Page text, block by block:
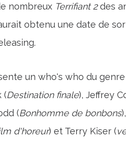
nombreux Terrifiant 2des
obtenu une date de
un who's who du
(Destination finale), Jeffrey
(Bonhomme de bonbons
d'horeur) et Terry Kiser (